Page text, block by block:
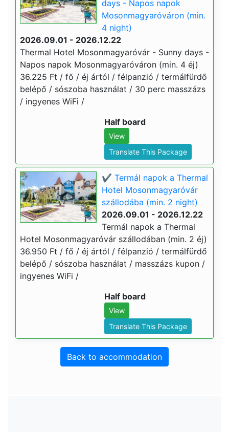
days - Napos napok
Mosonmagyaróváron (min.
4 night)
2026.09.01 - 2026.12.22
Thermal Hotel Mosonmagyaróvár - Sunny days -
Napos napok Mosonmagyaróváron (min. 4 éj)
36.225 Ft / fő / éj ártól / félpanzió / termálfürdő
belépő / sószoba használat / 30 perc masszázs
/ ingyenes WiFi /
Half board
View
Translate This Package
✔️ Termál napok a Thermal
Hotel Mosonmagyaróvár
szállodába (min. 2 night)
2026.09.01 - 2026.12.22
Termál napok a Thermal
Hotel Mosonmagyaróvár szállodában (min. 2 éj)
36.950 Ft / fő / éj ártól / félpanzió / termálfürdő
belépő / sószoba használat / masszázs kupon /
ingyenes WiFi /
Half board
View
Translate This Package
Back to accommodation